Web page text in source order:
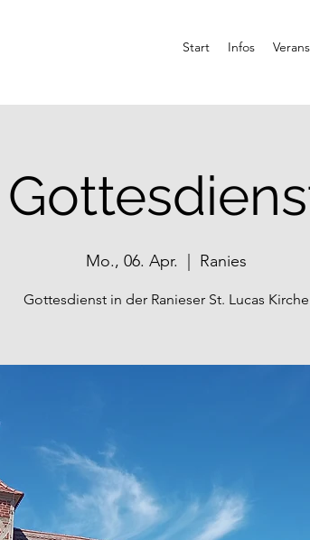
Start Infos
Mo., 06. Apr. Ranies
Gottesdienst in der Ranieser St. Lucas Kirche